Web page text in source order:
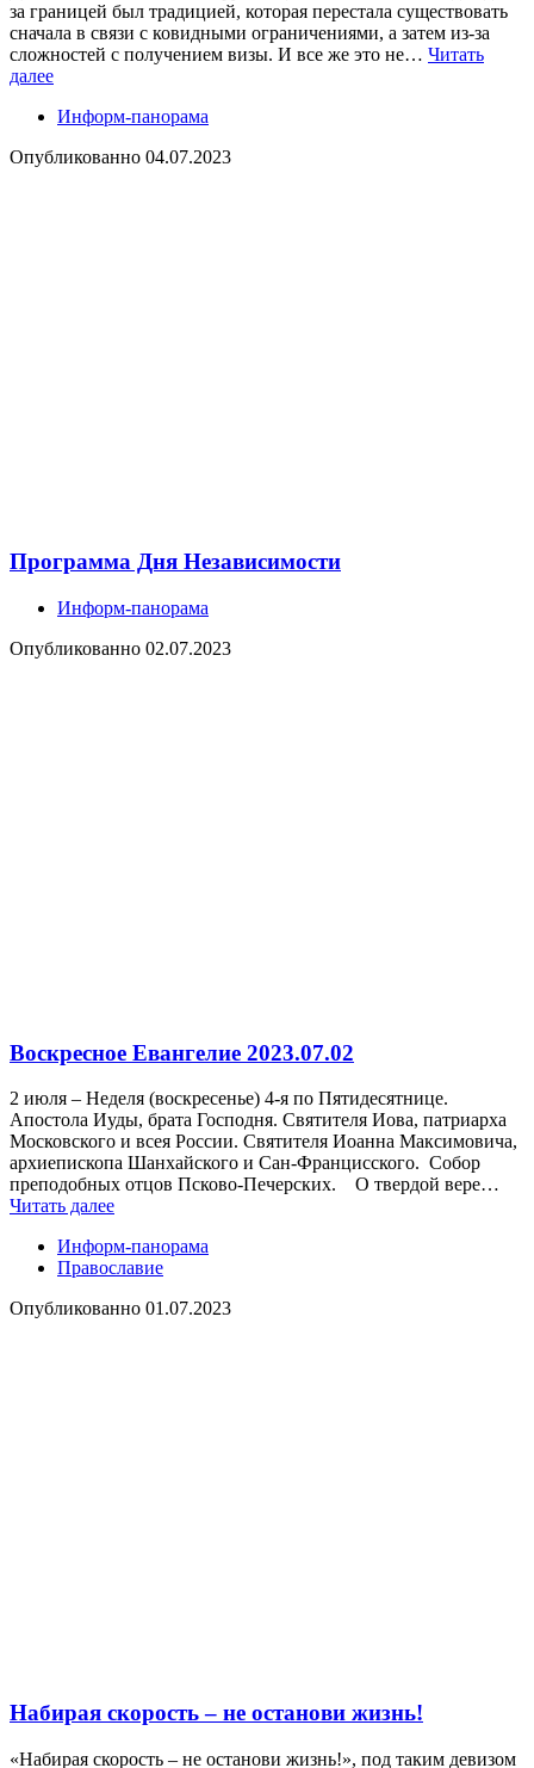
за границей был традицией, которая перестала существовать
сначала в связи с ковидными ограничениями, а затем из-за
сложностей с получением визы. И все же это не… Читать
далее
Информ-панорама
Опубликованно 04.07.2023
Программа Дня Независимости
Информ-панорама
Опубликованно 02.07.2023
Воскресное Евангелие 2023.07.02
2 июля – Неделя (воскресенье) 4-я по Пятидесятнице.
Апостола Иуды, брата Господня. Святителя Иова, патриарха
Московского и всея России. Святителя Иоанна Максимовича,
архиепископа Шанхайского и Сан-Францисского. Собор
преподобных отцов Псково-Печерских. О твердой вере…
Читать далее
Информ-панорама
Православие
Опубликованно 01.07.2023
Набирая скорость – не останови жизнь!
«Набирая скорость – не останови жизнь!», под таким девизом